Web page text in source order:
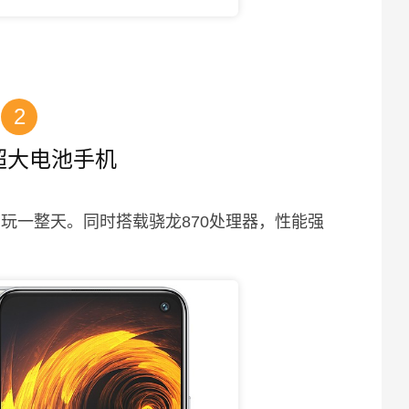
2
大电池手机
一整天。同时搭载骁龙870处理器，性能强